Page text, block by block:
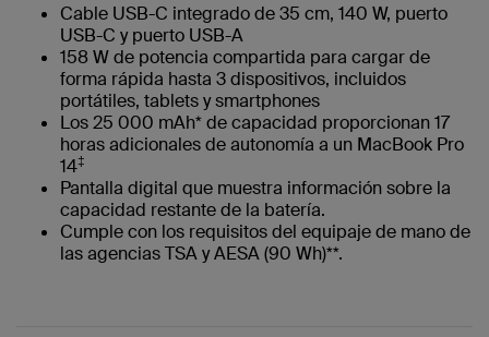
Cable USB-C integrado de 35 cm, 140 W, puerto
USB-C y puerto USB-A
158 W de potencia compartida para cargar de
forma rápida hasta 3 dispositivos, incluidos
portátiles, tablets y smartphones
Los 25 000 mAh* de capacidad proporcionan 17
horas adicionales de autonomía a un MacBook Pro
14‡
Pantalla digital que muestra información sobre la
capacidad restante de la batería.
Cumple con los requisitos del equipaje de mano de
las agencias TSA y AESA (90 Wh)**.